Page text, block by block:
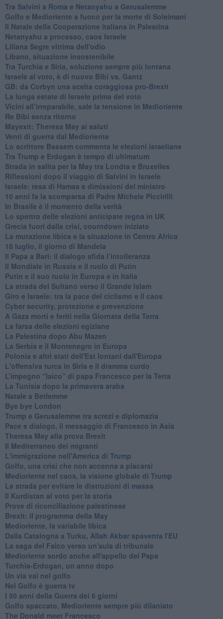
Tra Salvini a Roma e Netanyahu a Gerusalemme
Golfo e Medioriente a fuoco per la morte di Soleimani
Il Natale della Cooperazione italiana in Palestina
Netanyahu a processo, caos Israele
Liliana Segre vittima dell'odio
Libano, situazione insostenibile
Tra Turchia e Siria, soluzione sempre più lontana
Israele al voto, è di nuovo Bibi vs. Gantz
GB: da Corbyn una scelta coraggiosa pro-Brexit
La lunga estate di Israele prima del voto
Vicini all’irreparabile, sale la tensione in Medioriente
Re Bibi senza ritorno
Mayexit: Theresa May ai saluti
Venti di guerra dal Medioriente
Lo scrittore Bassem commenta le elezioni israeliane
Tra Trump e Erdogan è tempo di ultimatum
Strada in salita per la May tra Londra e Bruxelles
Riflessioni dopo il viaggio di Salvini in Israele
Israele: resa di Hamas e dimissioni del ministro
10 anni fa la scomparsa di Padre Michele Piccirilli
In Brasile è il momento della verità
Lo spettro delle elezioni anticipate regna in UK
Grecia fuori dalla crisi, countdown iniziato
La mutazione libica e la situazione in Centro Africa
18 luglio, il giorno di Mandela
Il Papa a Bari: il dialogo sfida l’intolleranza
Il Mondiale in Russia e il ruolo di Putin
Putin e il suo ruolo in Europa e in Italia
La strada del Sultano verso il Grande Islam
Giro e Israele: tra la pace del ciclismo e il caos
Cyber security, protezione e prevenzione
A Gaza morti e feriti nella Giornata della Terra
La farsa delle elezioni egiziane
La Palestina dopo Abu Mazen
La Serbia e il Montenegro in Europa
Polonia e altri stati dell'Est lontani dall'Europa
L'offensiva turca in Siria e il dramma curdo
L’impegno “laico” di papa Francesco per la Terra
La Tunisia dopo la primavera araba
Natale a Betlemme
Bye bye London
Trump e Gerusalemme tra screzi e diplomazia
Pace e dialogo, il messaggio di Francesco in Asia
Theresa May alla prova Brexit
Il Mediterraneo dei migranti
L'immigrazione nell'America di Trump
Golfo, una crisi che non accenna a placarsi
Medioriente nel caos, la visione globale di Trump
La strada per evitare le distruzioni di massa
Il Kurdistan al voto per la storia
Prove di riconciliazione palestinese
Brexit: il programma della May
Medioriente, la variabile libica
Dalla Catalogna a Turku, Allah Akbar spaventa l'EU
La saga del Falco verso un'aula di tribunale
Medioriente sordo anche all'appello del Papa
Turchia-Erdogan, un anno dopo
Un via vai nel golfo
Nel Golfo è guerra tv
I 50 anni della Guerra dei 6 giorni
Golfo spaccato, Medioriente sempre più dilaniato
The Donald meet Francesco